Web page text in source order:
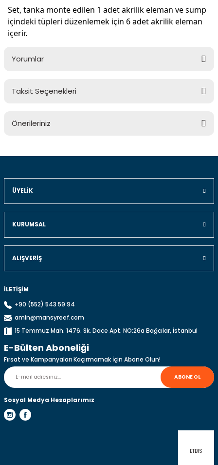
Set, tanka monte edilen 1 adet akrilik eleman ve sump
içindeki tüpleri düzenlemek için 6 adet akrilik eleman
içerir.
Yorumlar
Taksit Seçenekleri
Önerileriniz
Bu ürünün fiyat bilgisi, resim, ürün açıklamalarında ve diğer
kullanarak tarafımıza iletebilirsiniz.
Görüş ve önerileriniz için teşekkür ederiz.
Ürün resmi kalitesiz, bozuk veya görüntülenemiyor.
Ürün açıklamasında eksik bilgiler bulunuyor.
Ürün bilgilerinde hatalar bulunuyor.
Bu ürüne benzer farklı alternatifler olmalı.
Gönder
ÜYELIK
KURUMSAL
ALIŞVERIŞ
İLETİŞİM
+90 (552) 543 59 94
amin@mansyreef.com
15 Temmuz Mah. 1476. Sk. Dace Apt. NO:26a Bağcılar, İstanbul
E-Bülten Aboneliği
Fırsat ve Kampanyaları Kaçırmamak İçin Abone Olun!
ABONE OL
Sosyal Medya Hesaplarımız
ETBIS